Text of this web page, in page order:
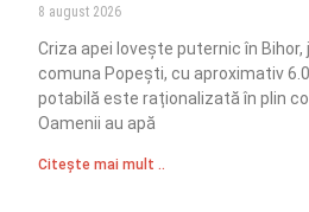
8 august 2026
Criza apei lovește puternic în Bihor,
comuna Popești, cu aproximativ
potabilă este raționalizată în plin
Oamenii au apă
Citește mai mult ..